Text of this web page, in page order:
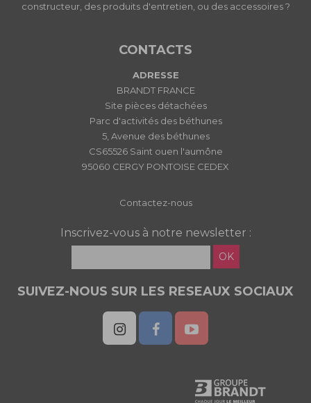
constructeur, des produits d'entretien, ou des accessoires ?
CONTACTS
ADRESSE
BRANDT FRANCE
Site pièces détachées
Parc d'activités des béthunes
5, Avenue des béthunes
CS65526 Saint ouen l'aumône
95060 CERGY PONTOISE CEDEX
Contactez-nous
Inscrivez-vous à notre newsletter :
OK
SUIVEZ-NOUS SUR LES RESEAUX SOCIAUX